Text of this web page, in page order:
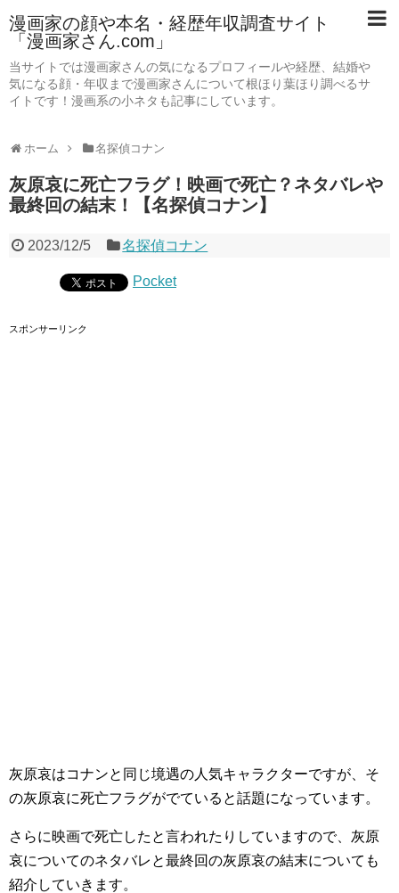
漫画家の顔や本名・経歴年収調査サイト
「漫画家さん.com」
当サイトでは漫画家さんの気になるプロフィールや経歴、結婚や
気になる顔・年収まで漫画家さんについて根ほり葉ほり調べるサ
イトです！漫画系の小ネタも記事にしています。
ホーム 名探偵コナン
灰原哀に死亡フラグ！映画で死亡？ネタバレや
最終回の結末！【名探偵コナン】
2023/12/5 名探偵コナン
Pocket
スポンサーリンク
灰原哀はコナンと同じ境遇の人気キャラクターですが、そ
の灰原哀に死亡フラグがでていると話題になっています。
さらに映画で死亡したと言われたりしていますので、灰原
哀についてのネタバレと最終回の灰原哀の結末についても
紹介していきます。